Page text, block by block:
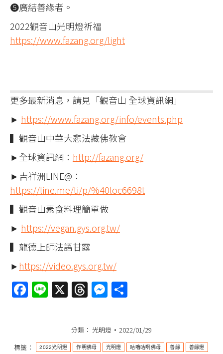
❺廣結善緣者。
2022觀音山光明燈祈福
https://www.fazang.org/light
更多最新消息，請見「觀音山 全球資訊網」
► https://www.fazang.org/info/events.php
▍觀音山中華大悲法藏佛教會
►全球資訊網： http://fazang.org/
►吉祥洲LINE@：
https://line.me/ti/p/%40loc6698t
▍觀音山素食料理簡單做
► https://vegan.gys.org.tw/
▍龍德上師法語甘露
►https://video.gys.org.tw/
Facebook
Line
X Threads
Messenger
分類： 光明燈
2022/01/29
標籤：
2022光明燈 作明佛母 光明燈 咕嚕咕咧佛母 善緣 善緣燈